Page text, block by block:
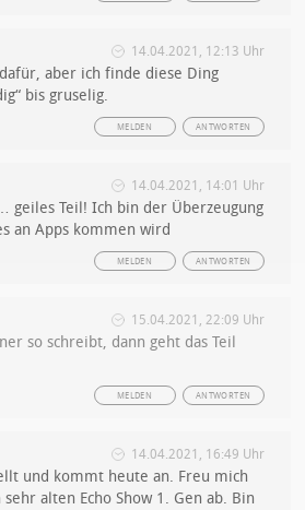
14.04.2021, 12:13 Uhr
aber ich finde diese Ding
bis gruselig.
ANTWORTEN
MELDEN
14.04.2021, 14:01 Uhr
geiles Teil! Ich bin der Überzeugung
an Apps kommen wird
ANTWORTEN
MELDEN
15.04.2021, 22:09 Uhr
so schreibt, dann geht das Teil
ANTWORTEN
MELDEN
14.04.2021, 16:49 Uhr
und kommt heute an. Freu mich
alten Echo Show 1. Gen ab. Bin